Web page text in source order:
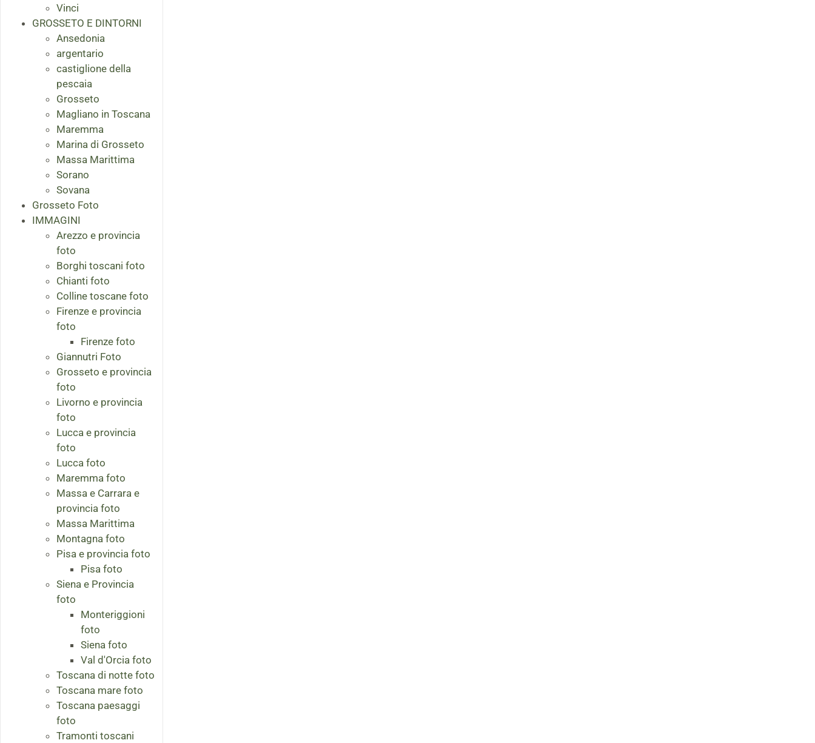
Vinci
GROSSETO E DINTORNI
Ansedonia
argentario
castiglione della
pescaia
Grosseto
Magliano in Toscana
Maremma
Marina di Grosseto
Massa Marittima
Sorano
Sovana
Grosseto Foto
IMMAGINI
Arezzo e provincia
foto
Borghi toscani foto
Chianti foto
Colline toscane foto
Firenze e provincia
foto
Firenze foto
Giannutri Foto
Grosseto e provincia
foto
Livorno e provincia
foto
Lucca e provincia
foto
Lucca foto
Maremma foto
Massa e Carrara e
provincia foto
Massa Marittima
Montagna foto
Pisa e provincia foto
Pisa foto
Siena e Provincia
foto
Monteriggioni
foto
Siena foto
Val d'Orcia foto
Toscana di notte foto
Toscana mare foto
Toscana paesaggi
foto
Tramonti toscani